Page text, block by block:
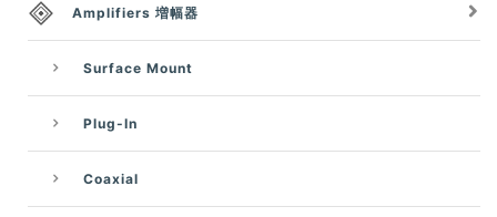
Amplifiers 増幅器
Surface Mount
Plug-In
Coaxial